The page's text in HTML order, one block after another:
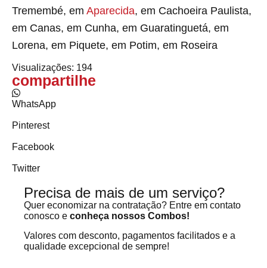
Tremembé, em Aparecida, em Cachoeira Paulista,
em Canas, em Cunha, em Guaratinguetá, em
Lorena, em Piquete, em Potim, em Roseira
Visualizações: 194
compartilhe
WhatsApp
Pinterest
Facebook
Twitter
Precisa de mais de um serviço?
Quer economizar na contratação? Entre em contato
conosco e conheça nossos Combos!
Valores com desconto, pagamentos facilitados e a
qualidade excepcional de sempre!